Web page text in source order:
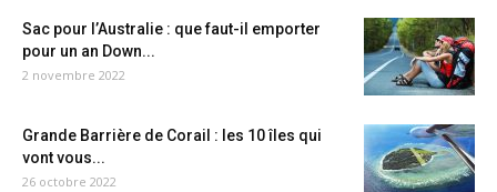
Sac pour l’Australie : que faut-il emporter
pour un an Down...
2 novembre 2022
Grande Barrière de Corail : les 10 îles qui
vont vous...
26 octobre 2022